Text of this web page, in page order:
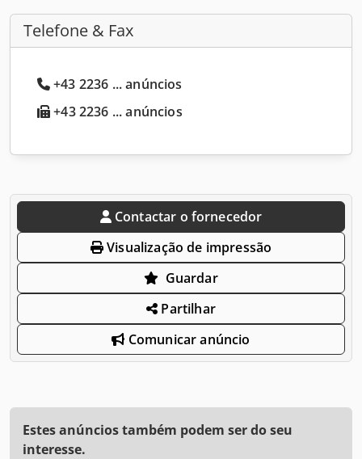
Telefone & Fax
+43 2236 ... anúncios
+43 2236 ... anúncios
Contactar o fornecedor
Visualização de impressão
Guardar
Partilhar
Comunicar anúncio
Estes anúncios também podem ser do seu
interesse.